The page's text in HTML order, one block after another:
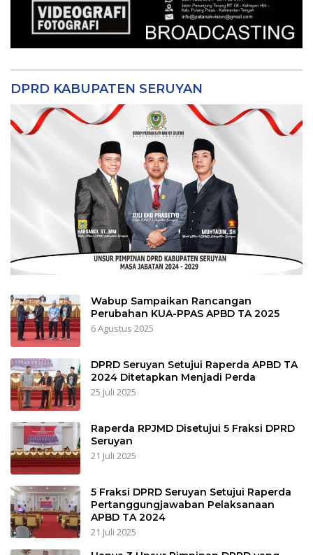
DPRD KABUPATEN SERUYAN
Wabup Sampaikan Rancangan
Perubahan KUA-PPAS APBD TA 2025
6 Agustus 2025
DPRD Seruyan Setujui Raperda APBD TA
2024 Ditetapkan Menjadi Perda
25 Juli 2025
Raperda RPJMD Disetujui 5 Fraksi DPRD
Seruyan
21 Juli 2025
5 Fraksi DPRD Seruyan Setujui Raperda
Pertanggungjawaban Pelaksanaan
APBD TA 2024
21 Juli 2025